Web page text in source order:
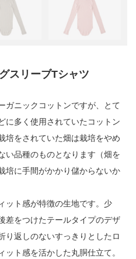
スリーブTシャツ
ガニックコットンですが、とて
に多く使用されていたコットン
培をされていた畑は栽培をやめ
い品種のものとなります（畑を
培に手間がかかり儲からないか
ット感が特徴の生地です。少
差をつけたテールタイプのデザ
り返しのないすっきりとしたロ
ト感を活かした丸胴仕立て。